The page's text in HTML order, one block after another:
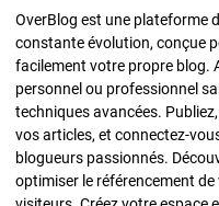
OverBlog est une plateforme
constante évolution, conçue
facilement votre propre blog.
personnel ou professionnel
techniques avancées.
vos articles, et connectez-
blogueurs passionnés.
optimiser le référencement